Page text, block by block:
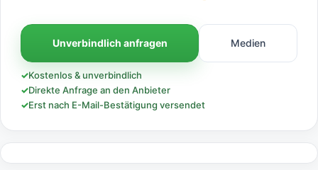
Unverbindlich anfragen Medien
✓Kostenlos & unverbindlich
✓Direkte Anfrage an den Anbieter
✓Erst nach E-Mail-Bestätigung versendet